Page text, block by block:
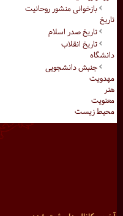
بازخوانی منشور روحانیت
تاریخ
تاریخ صدر اسلام
تاریخ انقلاب
دانشگاه
جنبش دانشجویی
مهدویت
هنر
معنویت
محیط زیست